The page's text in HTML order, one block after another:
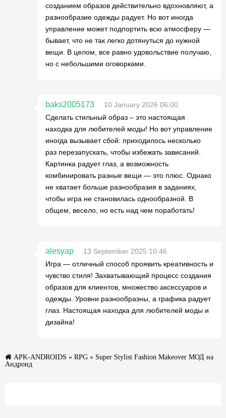
созданием образов действительно вдохновляют, а
разнообразие одежды радует. Но вот иногда
управление может подпортить всю атмосферу —
бывает, что не так легко дотянуться до нужной
вещи. В целом, все равно удовольствие получаю,
но с небольшими оговорками.
baks2005173
10 January 2026 06:00
Сделать стильный образ – это настоящая
находка для любителей моды! Но вот управление
иногда вызывает сбой: приходилось несколько
раз перезапускать, чтобы избежать зависаний.
Картинка радует глаз, а возможность
комбинировать разные вещи — это плюс. Однако
не хватает больше разнообразия в заданиях,
чтобы игра не становилась однообразной. В
общем, весело, но есть над чем поработать!
alesyap
13 September 2025 10:46
Игра — отличный способ проявить креативность и
чувство стиля! Захватывающий процесс создания
образов для клиентов, множество аксессуаров и
одежды. Уровни разнообразны, а графика радует
глаз. Настоящая находка для любителей моды и
дизайна!
APK-ANDROIDS » RPG » Super Stylist Fashion Makeover МОД на
Андроид